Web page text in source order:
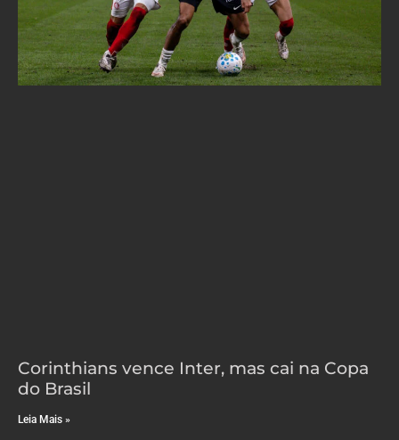
Corinthians vence Inter, mas cai na Copa
do Brasil
Leia Mais »